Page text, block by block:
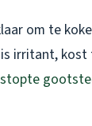
om te
irritant, kost